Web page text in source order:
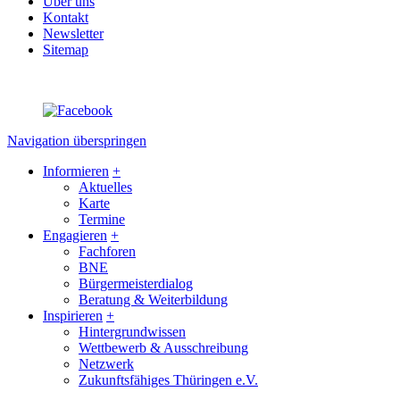
Kontakt
Newsletter
Sitemap
Navigation überspringen
Informieren +
Aktuelles
Karte
Termine
Engagieren +
Fachforen
BNE
Bürgermeisterdialog
Beratung & Weiterbildung
Inspirieren +
Hintergrundwissen
Wettbewerb & Ausschreibung
Netzwerk
Zukunftsfähiges Thüringen e.V.